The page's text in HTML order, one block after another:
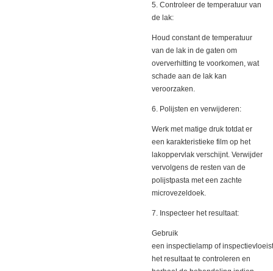
5. Controleer de temperatuur van
de lak:
Houd constant de temperatuur
van de lak in de gaten om
oververhitting te voorkomen, wat
schade aan de lak kan
veroorzaken.
6. Polijsten en verwijderen:
Werk met matige druk totdat er
een karakteristieke film op het
lakoppervlak verschijnt. Verwijder
vervolgens de resten van de
polijstpasta met een zachte
microvezeldoek.
7. Inspecteer het resultaat:
Gebruik
een inspectielamp of
het resultaat te controleren en